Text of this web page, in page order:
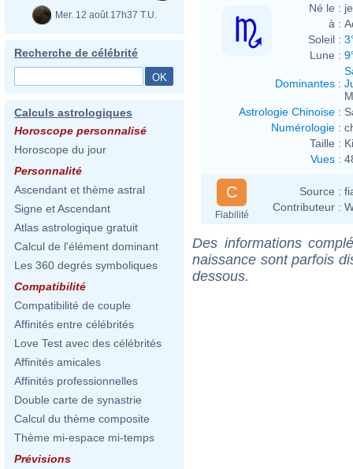
Mer. 12 août 17h37 T.U.
Recherche de célébrité
Calculs astrologiques
Horoscope personnalisé
Horoscope du jour
Personnalité
Ascendant et thème astral
Signe et Ascendant
Atlas astrologique gratuit
Calcul de l'élément dominant
Les 360 degrés symboliques
Compatibilité
Compatibilité de couple
Affinités entre célébrités
Love Test avec des célébrités
Affinités amicales
Affinités professionnelles
Double carte de synastrie
Calcul du thème composite
Thème mi-espace mi-temps
Prévisions
Né le :
à :
Soleil :
Lune :
Dominantes :
Astrologie Chinoise :
Numérologie :
Taille :
Vues :
C
Fiabilité
Source :
Contributeur :
Des informations
naissance sont parfois
dessous.